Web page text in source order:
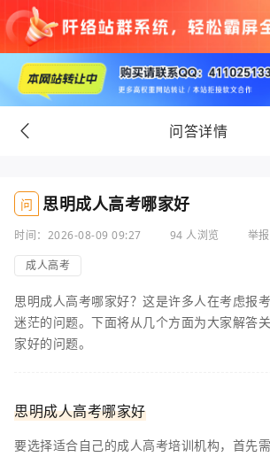
问答详情
问 思明成人高考哪家好
时间：2026-08-09 09:27 94 人浏览
举报
成人高考
思明成人高考哪家好？这是许多人在考虑报
迷茫的问题。下面将从几个方面为大家解答
家好的问题。
思明成人高考哪家好
要选择适合自己的成人高考培训机构，首先